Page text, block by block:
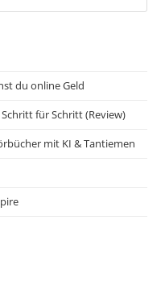
du online Geld
für Schritt (Review)
mit KI & Tantiemen